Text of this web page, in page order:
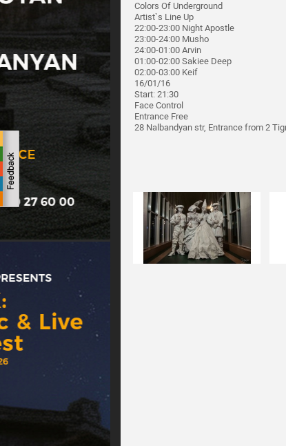
Colors Of Underground
Artist`s Line Up
22:00-23:00 Night Apostle
23:00-24:00 Musho
24:00-01:00 Arvin
01:00-02:00 Sakiee Deep
02:00-03:00 Keif
16/01/16
Start: 21:30
Face Control
Entrance Free
28 Nalbandyan str, Entrance from 2